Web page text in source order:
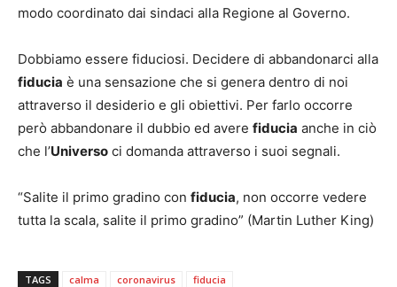
modo coordinato dai sindaci alla Regione al Governo.
Dobbiamo essere fiduciosi. Decidere di abbandonarci alla
fiducia è una sensazione che si genera dentro di noi
attraverso il desiderio e gli obiettivi. Per farlo occorre
però abbandonare il dubbio ed avere fiducia anche in ciò
che l’Universo ci domanda attraverso i suoi segnali.
“Salite il primo gradino con fiducia, non occorre vedere
tutta la scala, salite il primo gradino” (Martin Luther King)
TAGS calma coronavirus fiducia